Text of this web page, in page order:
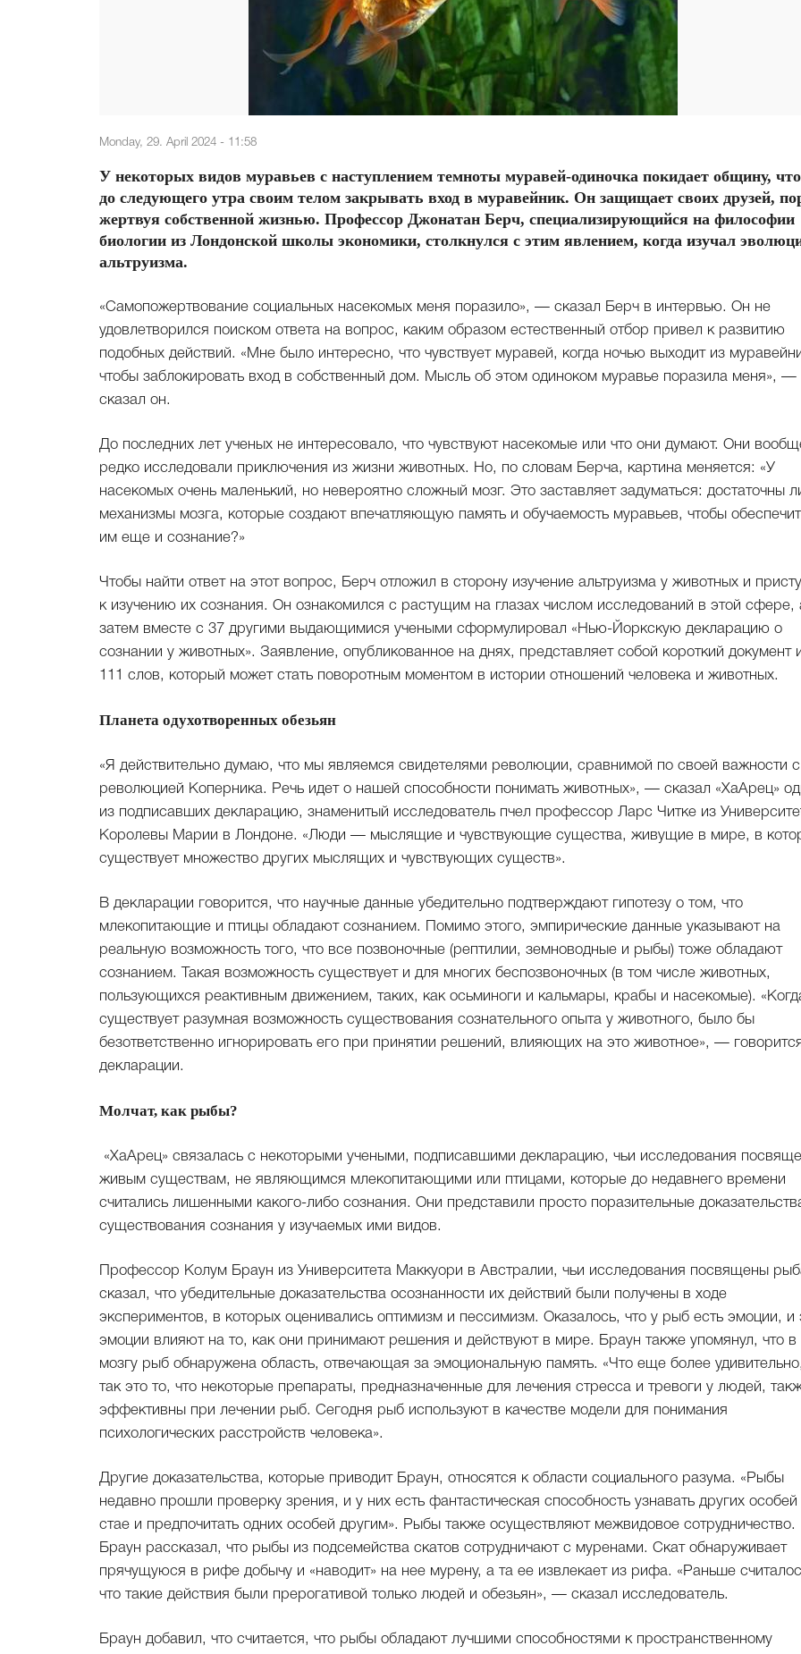
Monday, 29. April 2024 - 11:58
У некоторых видов муравьев с наступлением темноты муравей-одиночка покидает общину,
до следующего утра своим телом закрывать вход в муравейник. Он защищает своих друзей,
жертвуя собственной жизнью. Профессор Джонатан Берч, специализирующийся на философии
биологии из Лондонской школы экономики, столкнулся с этим явлением, когда изучал
альтруизма.
«Самопожертвование социальных насекомых меня поразило», — сказал Берч в интервью. Он не
удовлетворился поиском ответа на вопрос, каким образом естественный отбор привел к развитию
подобных действий. «Мне было интересно, что чувствует муравей, когда ночью выходит из
чтобы заблокировать вход в собственный дом. Мысль об этом одиноком муравье поразила меня», —
сказал он.
До последних лет ученых не интересовало, что чувствуют насекомые или что они думают. Они
редко исследовали приключения из жизни животных. Но, по словам Берча, картина меняется: «У
насекомых очень маленький, но невероятно сложный мозг. Это заставляет задуматься: достаточны
механизмы мозга, которые создают впечатляющую память и обучаемость муравьев, чтобы
им еще и сознание?»
Чтобы найти ответ на этот вопрос, Берч отложил в сторону изучение альтруизма у животных и
к изучению их сознания. Он ознакомился с растущим на глазах числом исследований в этой сфере,
затем вместе с 37 другими выдающимися учеными сформулировал «Нью-Йоркскую декларацию о
сознании у животных». Заявление, опубликованное на днях, представляет собой короткий документ
111 слов, который может стать поворотным моментом в истории отношений человека и животных.
Планета одухотворенных обезьян
«Я действительно думаю, что мы являемся свидетелями революции, сравнимой по своей важности с
революцией Коперника. Речь идет о нашей способности понимать животных», — сказал «ХаАрец»
из подписавших декларацию, знаменитый исследователь пчел профессор Ларс Читке из
Королевы Марии в Лондоне. «Люди — мыслящие и чувствующие существа, живущие в мире, в
существует множество других мыслящих и чувствующих существ».
В декларации говорится, что научные данные убедительно подтверждают гипотезу о том, что
млекопитающие и птицы обладают сознанием. Помимо этого, эмпирические данные указывают на
реальную возможность того, что все позвоночные (рептилии, земноводные и рыбы) тоже обладают
сознанием. Такая возможность существует и для многих беспозвоночных (в том числе животных,
пользующихся реактивным движением, таких, как осьминоги и кальмары, крабы и насекомые).
существует разумная возможность существования сознательного опыта у животного, было бы
безответственно игнорировать его при принятии решений, влияющих на это животное», —
декларации.
Молчат, как рыбы?
«ХаАрец» связалась с некоторыми учеными, подписавшими декларацию, чьи исследования
живым существам, не являющимся млекопитающими или птицами, которые до недавнего времени
считались лишенными какого-либо сознания. Они представили просто поразительные
существования сознания у изучаемых ими видов.
Профессор Колум Браун из Университета Маккуори в Австралии, чьи исследования посвящены
сказал, что убедительные доказательства осознанности их действий были получены в ходе
экспериментов, в которых оценивались оптимизм и пессимизм. Оказалось, что у рыб есть эмоции, и
эмоции влияют на то, как они принимают решения и действуют в мире. Браун также упомянул, что в
мозгу рыб обнаружена область, отвечающая за эмоциональную память. «Что еще более удивительно,
так это то, что некоторые препараты, предназначенные для лечения стресса и тревоги у людей,
эффективны при лечении рыб. Сегодня рыб используют в качестве модели для понимания
психологических расстройств человека».
Другие доказательства, которые приводит Браун, относятся к области социального разума. «Рыбы
недавно прошли проверку зрения, и у них есть фантастическая способность узнавать других особей
стае и предпочитать одних особей другим». Рыбы также осуществляют межвидовое сотрудничество.
Браун рассказал, что рыбы из подсемейства скатов сотрудничают с муренами. Скат обнаруживает
прячущуюся в рифе добычу и «наводит» на нее мурену, а та ее извлекает из рифа. «Раньше
что такие действия были прерогативой только людей и обезьян», — сказал исследователь.
Браун добавил, что считается, что рыбы обладают лучшими способностями к пространственному